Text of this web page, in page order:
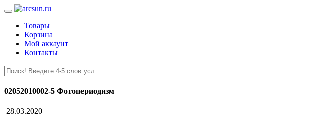
Товары
Корзина
Мой аккаунт
Контакты
02052010002-5 Фотопериодизм
28.03.2020